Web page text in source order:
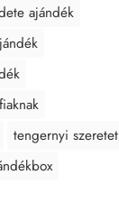
ajándék
tengernyi szeretet